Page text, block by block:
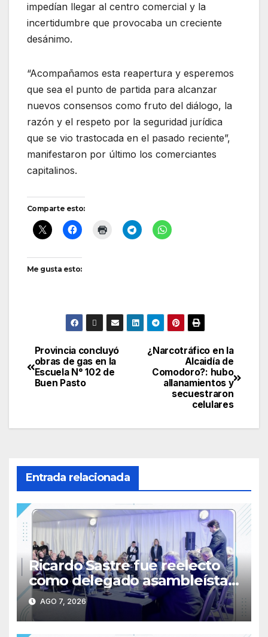
impedían llegar al centro comercial y la
incertidumbre que provocaba un creciente
desánimo.
“Acompañamos esta reapertura y esperemos
que sea el punto de partida para alcanzar
nuevos consensos como fruto del diálogo, la
razón y el respeto por la seguridad jurídica
que se vio trastocada en el pasado reciente”,
manifestaron por último los comerciantes
capitalinos.
Comparte esto:
Me gusta esto:
Navegación
de
¿Narcotráfico en la
Alcaidía de
Comodoro?: hubo
allanamientos y
secuestraron
celulares
Provincia concluyó
obras de gas en la
Escuela N° 102 de
Buen Pasto
Entrada relacionada
Ricardo Sastre fue reelecto
como delegado asambleísta
de la Primera Nacional en
AFA
AGO 7, 2026